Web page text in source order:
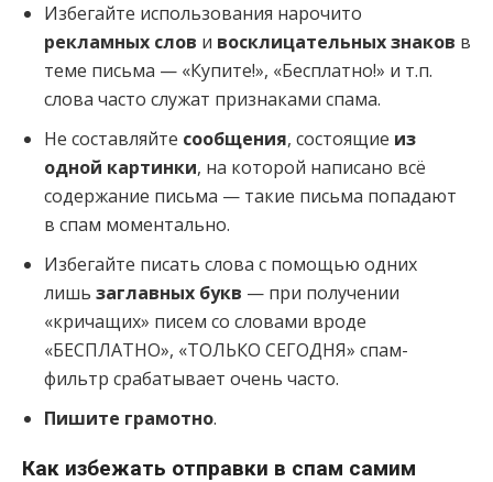
Избегайте использования нарочито
рекламных слов и восклицательных знаков в
теме письма — «Купите!», «Бесплатно!» и т.п.
слова часто служат признаками спама.
Не составляйте сообщения, состоящие из
одной картинки, на которой написано всё
содержание письма — такие письма попадают
в спам моментально.
Избегайте писать слова с помощью одних
лишь заглавных букв — при получении
«кричащих» писем со словами вроде
«БЕСПЛАТНО», «ТОЛЬКО СЕГОДНЯ» спам-
фильтр срабатывает очень часто.
Пишите грамотно.
Как избежать отправки в спам самим